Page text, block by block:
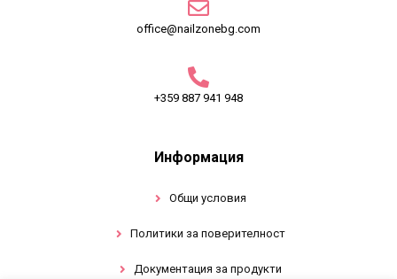
office@nailzonebg.com
+359 887 941 948
Информация
Общи условия
Политики за поверителност
Документация за продукти